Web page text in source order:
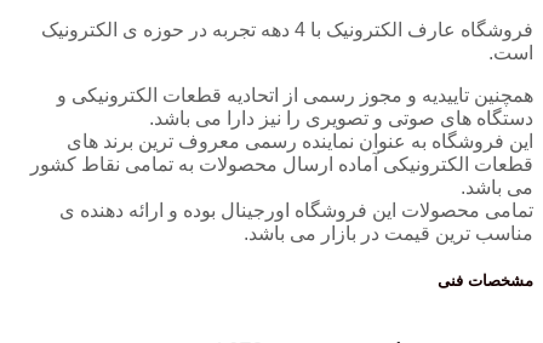
فروشگاه عارف الکترونیک با 4 دهه تجربه در حوزه ی الکترونیک
است.
همچنین تاییدیه و مجوز رسمی از اتحادیه قطعات الکترونیکی و
دستگاه های صوتی و تصویری را نیز دارا می باشد.
این فروشگاه به عنوان نماینده رسمی معروف ترین برند های
قطعات الکترونیکی آماده ارسال محصولات به تمامی نقاط کشور
می باشد.
تمامی محصولات این فروشگاه اورجینال بوده و ارائه دهنده ی
مناسب ترین قیمت در بازار می باشد.
مشخصات فنی